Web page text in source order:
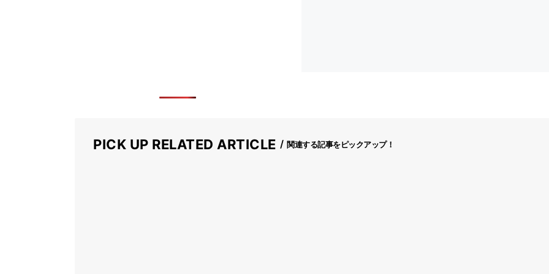
PICK UP RELATED ARTICLE 関連する記事をピックアップ！